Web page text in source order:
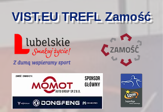
VIST.EU TREFL Zamość